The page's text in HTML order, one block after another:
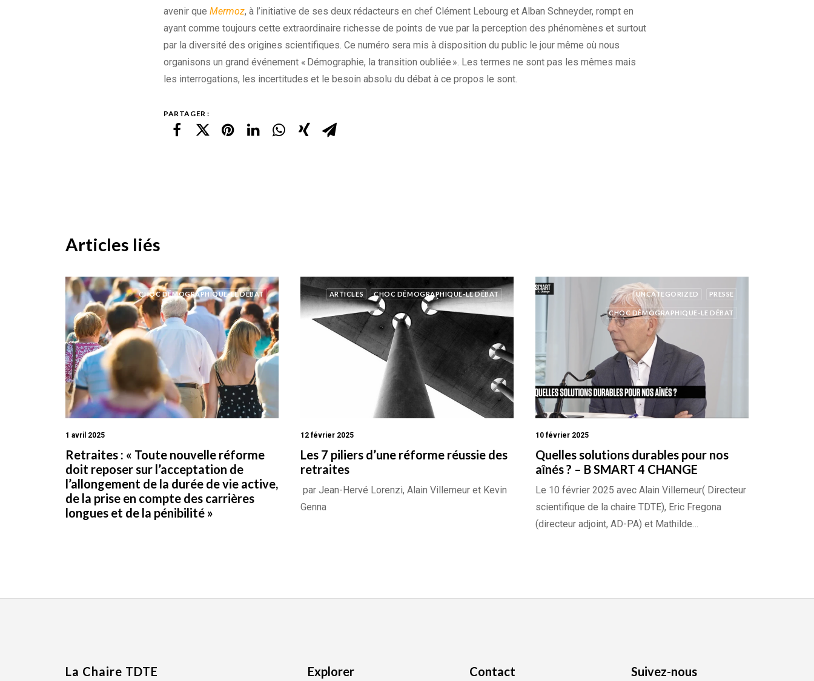
avenir que Mermoz, à l’initiative de ses deux rédacteurs en chef Clément Lebourg et Alban Schneyder, rompt en
ayant comme toujours cette extraordinaire richesse de points de vue par la perception des phénomènes et surtout
par la diversité des origines scientifiques. Ce numéro sera mis à disposition du public le jour même où nous
organisons un grand événement « Démographie, la transition oubliée ». Les termes ne sont pas les mêmes mais
les interrogations, les incertitudes et le besoin absolu du débat à ce propos le sont.
PARTAGER :
Articles liés
CHOC DÉMOGRAPHIQUE-LE DÉBAT
1 avril 2025
Retraites : « Toute nouvelle réforme
doit reposer sur l’acceptation de
l’allongement de la durée de vie active,
de la prise en compte des carrières
longues et de la pénibilité »
ARTICLES CHOC DÉMOGRAPHIQUE-LE DÉBAT
12 février 2025
Les 7 piliers d’une réforme réussie des
retraites
par Jean-Hervé Lorenzi, Alain Villemeur et Kevin
Genna
UNCATEGORIZED PRESSE
CHOC DÉMOGRAPHIQUE-LE DÉBAT
10 février 2025
Quelles solutions durables pour nos
aînés ? – B SMART 4 CHANGE
Le 10 février 2025 avec Alain Villemeur( Directeur
scientifique de la chaire TDTE), Eric Fregona
(directeur adjoint, AD-PA) et Mathilde…
La Chaire TDTE Explorer Contact Suivez-nous